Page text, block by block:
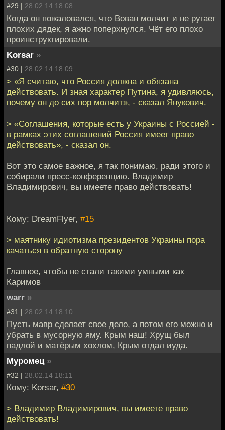
#29 | 28.02.14 18:08
Когда он пожаловался, что Вован молчит и не ругает
плохих дядек, я ажно поперхнулся. Чёт его плохо
проинструктировали.
Korsar »
#30 | 28.02.14 18:09
> «Я считаю, что Россия должна и обязана
действовать. И зная характер Путина, я удивляюсь,
почему он до сих пор молчит», - сказал Янукович.
> «Соглашения, которые есть у Украины с Россией -
в рамках этих соглашений Россия имеет право
действовать», - сказал он.
Вот это самое важное, я так понимаю, ради этого и
собирали пресс-конференцию. Владимир
Владимирович, вы имеете право действовать!
Кому: DreamFlyer, #15
> маятнику идиотизма президентов Украины пора
качаться в обратную сторону
Главное, чтобы не стали такими умными как
Каримов
warr »
#31 | 28.02.14 18:10
Пусть мавр сделает свое дело, а потом его можно и
убрать в мусорную яму. Крым наш! Хрущ был
падлой и матёрым хохлом, Крым отдал иуда.
Муромец »
#32 | 28.02.14 18:11
Кому: Korsar, #30
> Владимир Владимирович, вы имеете право
действовать!